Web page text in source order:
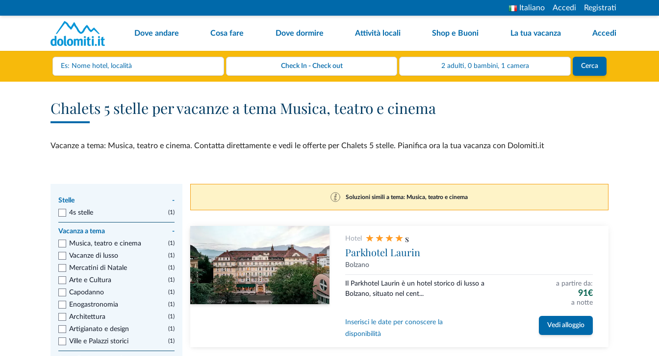
Italiano Accedi Registrati
Dove andare Cosa fare Dove dormire Attività locali Shop e Buoni La tua vacanza Accedi
2 adulti, 0 bambini, 1 camera Cerca
Chalets 5 stelle per vacanze a tema Musica, teatro e cinema
Vacanze a tema: Musica, teatro e cinema. Contatta direttamente e vedi le offerte per Chalets 5 stelle. Pianifica ora la tua vacanza con Dolomiti.it
Stelle
-
4s stelle
(1)
Vacanza a tema
-
Musica, teatro e cinema
(1)
Vacanze di lusso (1)
Mercatini di Natale (1)
Arte e Cultura (1)
Capodanno (1)
Enogastronomia (1)
Architettura (1)
Artigianato e design (1)
Ville e Palazzi storici (1)
Soluzioni simili a tema: Musica, teatro e cinema
Hotel s
Parkhotel Laurin
Bolzano
Il Parkhotel Laurin è un hotel storico di lusso a
Bolzano, situato nel cent...
a partire da:
91€
a notte
Inserisci le date per conoscere la
disponibilità
Vedi alloggio